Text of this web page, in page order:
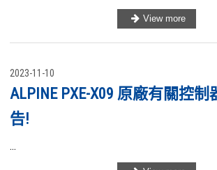
2023-11-10
ALPINE PXE-X09 原廠有關控
告!
...